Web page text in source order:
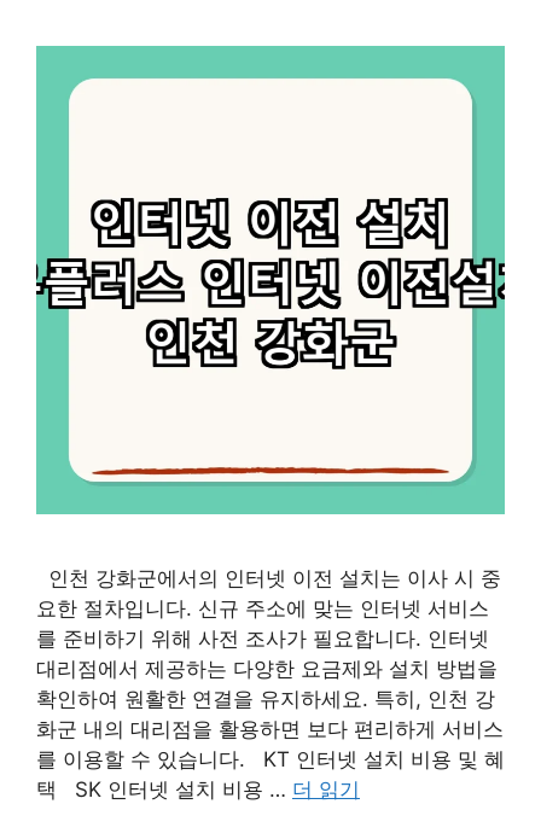
인천 강화군에서의 인터넷 이전 설치는 이사 시 중
요한 절차입니다. 신규 주소에 맞는 인터넷 서비스
를 준비하기 위해 사전 조사가 필요합니다. 인터넷
대리점에서 제공하는 다양한 요금제와 설치 방법을
확인하여 원활한 연결을 유지하세요. 특히, 인천 강
화군 내의 대리점을 활용하면 보다 편리하게 서비스
를 이용할 수 있습니다. KT 인터넷 설치 비용 및 혜
택 SK 인터넷 설치 비용 … 더 읽기